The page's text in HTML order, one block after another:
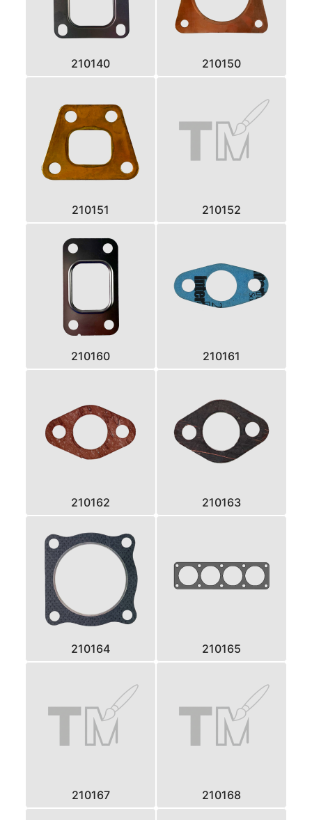
210140 210150
210151 210152
210160 210161
210162 210163
210164 210165
210167 210168